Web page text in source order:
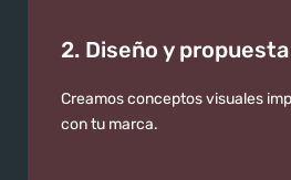
2. Diseño y propuesta
Creamos conceptos visuales
con tu marca.